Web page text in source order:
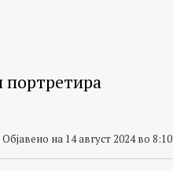
портретира
Објавено на 14 август 2024 во 8:10